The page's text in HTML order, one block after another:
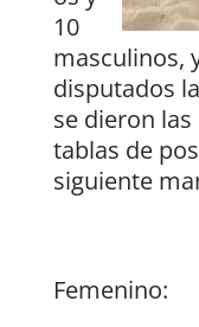
10
masculinos,
disputados
se dieron
tablas de
siguiente
Femenino: